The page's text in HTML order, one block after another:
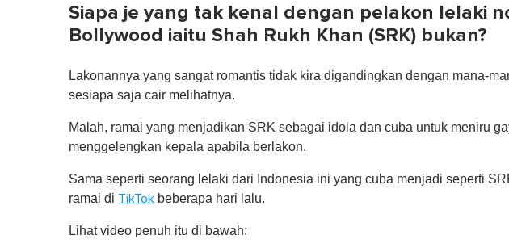
Siapa je yang tak kenal dengan pelakon lelaki
Bollywood iaitu Shah Rukh Khan (SRK) bukan?
Lakonannya yang sangat romantis tidak kira digandingkan dengan mana-
sesiapa saja cair melihatnya.
Malah, ramai yang menjadikan SRK sebagai idola dan cuba untuk meniru
menggelengkan kepala apabila berlakon.
Sama seperti seorang lelaki dari Indonesia ini yang cuba menjadi seperti
ramai di TikTok beberapa hari lalu.
Lihat video penuh itu di bawah: